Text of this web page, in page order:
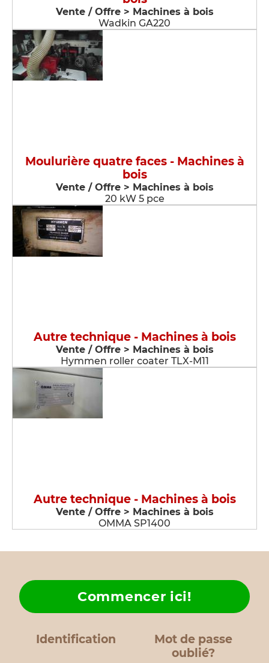
Vente / Offre > Machines à bois
Wadkin GA220
Moulurière quatre faces - Machines à
bois
Vente / Offre > Machines à bois
20 kW 5 pce
Autre technique - Machines à bois
Vente / Offre > Machines à bois
Hymmen roller coater TLX-M11
Autre technique - Machines à bois
Vente / Offre > Machines à bois
OMMA SP1400
Identification
Mot de passe
oublié?
Commencer ici!